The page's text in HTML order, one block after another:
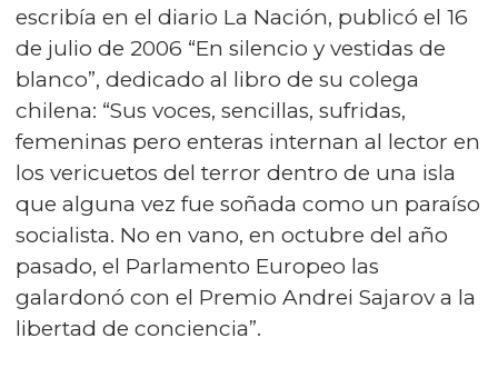
escribía en el diario La Nación, publicó el 16
de julio de 2006 “En silencio y vestidas de
blanco”, dedicado al libro de su colega
chilena: “Sus voces, sencillas, sufridas,
femeninas pero enteras internan al lector en
los vericuetos del terror dentro de una isla
que alguna vez fue soñada como un paraíso
socialista. No en vano, en octubre del año
pasado, el Parlamento Europeo las
galardonó con el Premio Andrei Sajarov a la
libertad de conciencia”.